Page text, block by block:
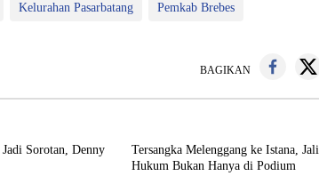
Kelurahan Pasarbatang Pemkab Brebes
BAGIKAN
Sorotan, Denny
Tersangka Melenggang ke Istana,
Hukum Bukan Hanya di Podium